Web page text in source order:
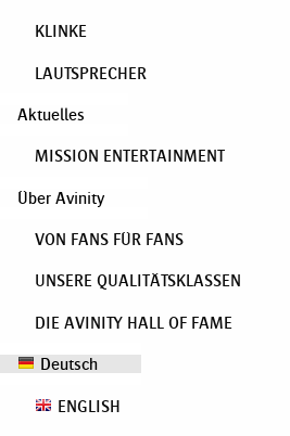
KLINKE
LAUTSPRECHER
Aktuelles
MISSION ENTERTAINMENT
Über Avinity
VON FANS FÜR FANS
UNSERE QUALITÄTSKLASSEN
DIE AVINITY HALL OF FAME
Deutsch
ENGLISH